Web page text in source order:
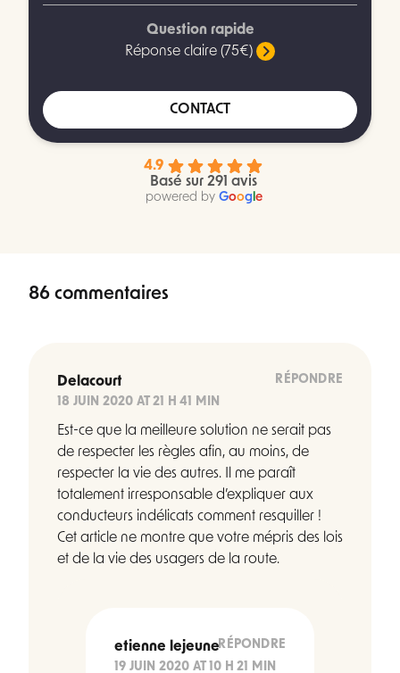
Question rapide
Réponse claire (75€)
CONTACT
4.9
Basé sur 291 avis
powered by Google
86 commentaires
Delacourt
18 JUIN 2020 AT 21 H 41 MIN
RÉPONDRE
Est-ce que la meilleure solution ne serait pas
de respecter les règles afin, au moins, de
respecter la vie des autres. Il me paraît
totalement irresponsable d’expliquer aux
conducteurs indélicats comment resquiller !
Cet article ne montre que votre mépris des lois
et de la vie des usagers de la route.
etienne lejeune
19 JUIN 2020 AT 10 H 21 MIN
RÉPONDRE